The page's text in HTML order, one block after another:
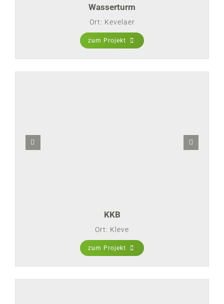
Wasserturm
Ort: Kevelaer
zum Projekt
KKB
Ort: Kleve
zum Projekt